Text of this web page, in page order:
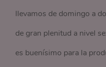
llevamos de domingo a
de gran plenitud a nivel
es buenísimo para la